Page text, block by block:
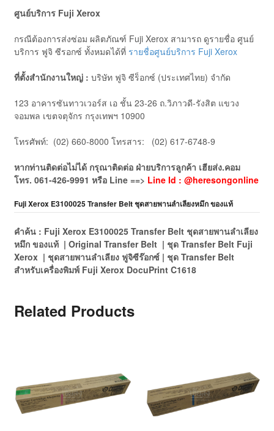
ศูนย์บริการ Fuji Xerox
กรณีต้องการส่งซ่อม ผลิตภัณฑ์ Fuji Xerox สามารถ ดูรายชื่อ ศูนย์
บริการ ฟูจิ ซีรอกซ์ ทั้งหมดได้ที่ รายชื่อศูนย์บริการ Fuji Xerox
ที่ตั้งสำนักงานใหญ่ : บริษัท ฟูจิ ซีร็อกซ์ (ประเทศไทย) จำกัด
123 อาคารซันทาวเวอร์ส เอ ชั้น 23-26 ถ.วิภาวดี-รังสิต แขวง
จอมพล เขตจตุจักร กรุงเทพฯ 10900
โทรศัพท์: (02) 660-8000 โทรสาร: (02) 617-6748-9
หากท่านติดต่อไม่ได้ กรุณาติดต่อ ฝ่ายบริการลูกค้า เฮียส่ง.คอม
โทร. 061-426-9991 หรือ Line ==> Line Id : @heresongonline
Fuji Xerox E3100025 Transfer Belt ชุดสายพานลำเลียงหมึก ของแท้
คำค้น : Fuji Xerox E3100025 Transfer Belt ชุดสายพานลำเลียง
หมึก ของแท้ | Original Transfer Belt | ชุด Transfer Belt Fuji
Xerox | ชุดสายพานลำเลียง ฟูจิซีร๊อกซ์ | ชุด Transfer Belt
สำหรับเครื่องพิมพ์ Fuji Xerox DocuPrint C1618
Related Products